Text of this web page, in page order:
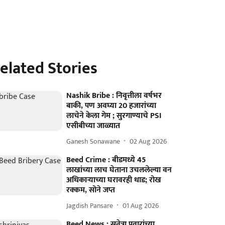
Stories
Nashik Bribe : निवृत्तीला वर्षभर
बाकी, पण अवघ्या 20 हजारांच्या
लाचेने केला गेम ; सुरगाण्याचे PSI
एसीबीच्या जाळ्यात
Ganesh Sonawane 02 Aug 2026
Beed Crime : बीडमध्ये 45
लाखांच्या लाच घेताना उचललेल्या वन
अधिकाऱ्याच्या घरावरही धाड; रोख
रक्कम, सोने जप्त
Jagdish Pansare 01 Aug 2026